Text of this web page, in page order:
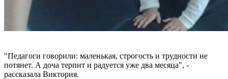
"Педагоги говорили: маленькая, строгость и трудности не
потянет. А доча терпит и радуется уже два месяца", -
рассказала Виктория.